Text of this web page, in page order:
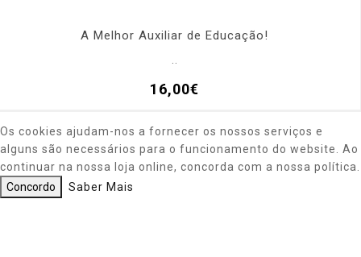
A Melhor Auxiliar de Educação!
16,00€
Os cookies ajudam-nos a fornecer os nossos serviços e
alguns são necessários para o funcionamento do website. Ao
continuar na nossa loja online, concorda com a nossa política.
Concordo
Saber Mais